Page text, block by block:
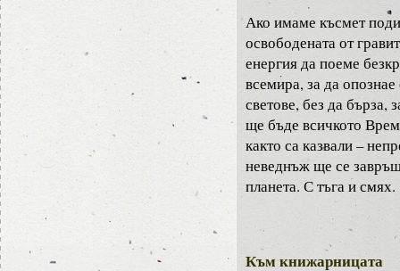
Ако имаме късмет
освободената от
енергия да поеме
всемира, за да
светове, без да бърза,
ще бъде всичкото
както са казвали –
неведнъж ще се
планета. С тъга и смях.
Към книжарницата